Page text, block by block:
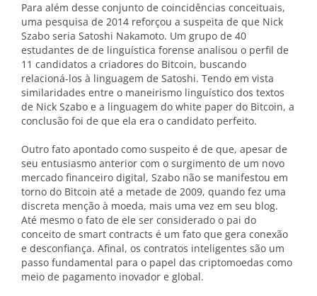
Para além desse conjunto de coincidências conceituais,
uma pesquisa de 2014 reforçou a suspeita de que Nick
Szabo seria Satoshi Nakamoto. Um grupo de 40
estudantes de de linguística forense analisou o perfil de
11 candidatos a criadores do Bitcoin, buscando
relacioná-los à linguagem de Satoshi. Tendo em vista
similaridades entre o maneirismo linguístico dos textos
de Nick Szabo e a linguagem do white paper do Bitcoin, a
conclusão foi de que ela era o candidato perfeito.
Outro fato apontado como suspeito é de que, apesar de
seu entusiasmo anterior com o surgimento de um novo
mercado financeiro digital, Szabo não se manifestou em
torno do Bitcoin até a metade de 2009, quando fez uma
discreta menção à moeda, mais uma vez em seu blog.
Até mesmo o fato de ele ser considerado o pai do
conceito de smart contracts é um fato que gera conexão
e desconfiança. Afinal, os contratos inteligentes são um
passo fundamental para o papel das criptomoedas como
meio de pagamento inovador e global.